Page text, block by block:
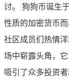
讨。 狗狗币诞生
性质的加密货币
社区成员们热情
场中崭露头角，
吸引了众多投资